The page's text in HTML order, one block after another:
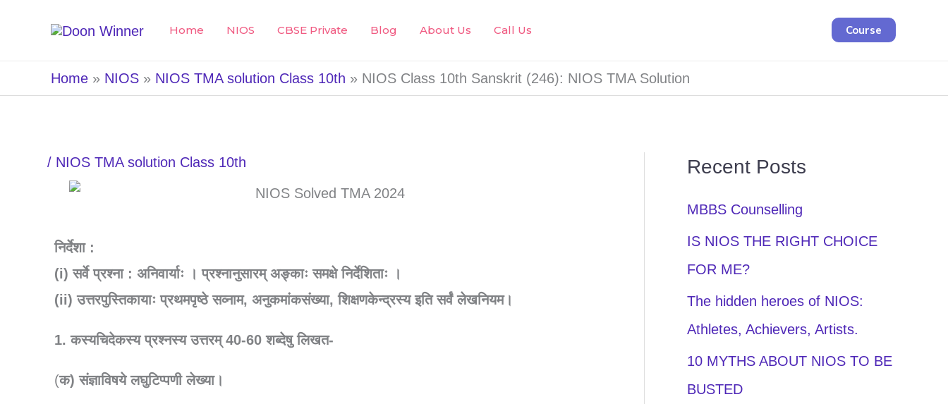
Home NIOS CBSE Private Blog About Us Call Us Course
Home NIOS NIOS TMA solution Class 10th NIOS Class 10th Sanskrit (246): NIOS TMA Solution
/ NIOS TMA solution Class 10th
निर्देशा :
(i) सर्वे प्रश्ना : अनिवार्याः । प्रश्नानुसारम् अङ्काः समक्षे निर्देशिताः ।
(ii) उत्तरपुस्तिकायाः प्रथमपृष्ठे सव्नाम, अनुकमांकसंख्या, शिक्षणकेन्द्रस्य इति सर्वं लेखनियम।
1. कस्यचिदेकस्य प्रश्नस्य उत्तरम् 40-60 शब्देषु लिखत-
(क) संज्ञाविषये लघुटिप्पणी लेख्या।
Recent Posts
MBBS Counselling
IS NIOS THE RIGHT CHOICE
FOR ME?
The hidden heroes of NIOS:
Athletes, Achievers, Artists.
10 MYTHS ABOUT NIOS TO BE
BUSTED